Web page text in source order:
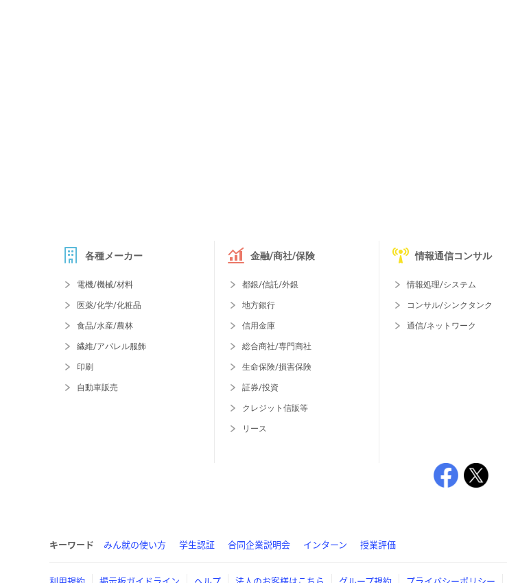
各種メーカー
電機/機械/材料
医薬/化学/化粧品
食品/水産/農林
繊維/アパレル服飾
印刷
自動車販売
金融/商社/保険
都銀/信託/外銀
地方銀行
信用金庫
総合商社/専門商社
生命保険/損害保険
証券/投資
クレジット信販等
リース
情報通信コンサル
情報処理/システム
コンサル/シンクタンク
通信/ネットワーク
キーワード みん就の使い方 学生認証 合同企業説明会 インターン 授業評価